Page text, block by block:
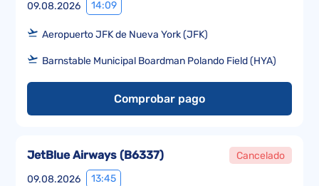
09.08.2026 14:09
Aeropuerto JFK de Nueva York (JFK)
Barnstable Municipal Boardman Polando Field (HYA)
Comprobar pago
09.08.2026 13:45
JetBlue Airways (B6337) Cancelado